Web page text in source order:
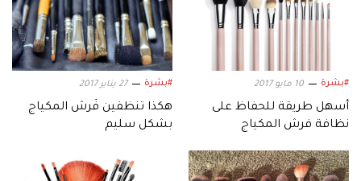
#بشرة 10 مايو 2017
أسهل طريقة للحفاظ على
نظافة فرش المكياج
#بشرة 27 يناير 2017
هكذا تنظفين فُرش المكياج
بشكل سليم